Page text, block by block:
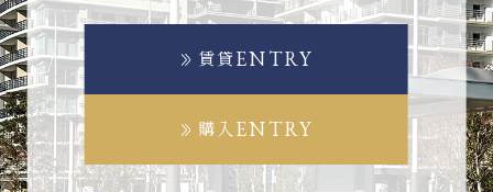
賃貸 ENTRY
購入 ENTRY